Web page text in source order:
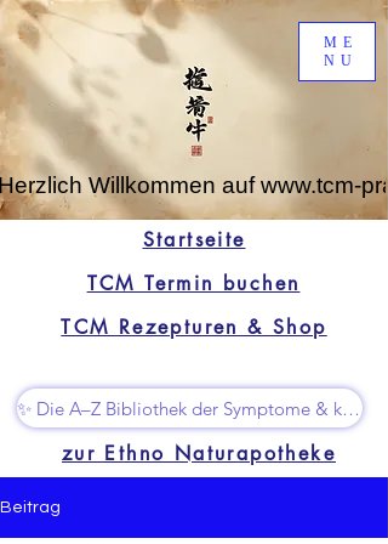
ME
NU
Willkommen auf www.tcm-
✨ Die A–Z Bibliothek der Symptome & kleine Superhelfer
zur Ethno Naturapotheke
TCM Termin buchen
Startseite
TCM Rezepturen & Shop
Beitrag